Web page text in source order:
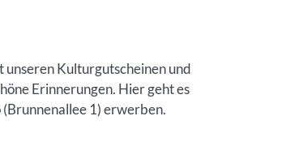
Kulturgutscheinen und
Erinnerungen. Hier geht es
(Brunnenallee 1) erwerben.